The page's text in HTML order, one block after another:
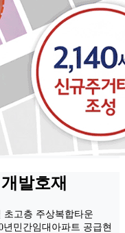
발호재
초고층 주상복합타운
민간임대아파트 공급현